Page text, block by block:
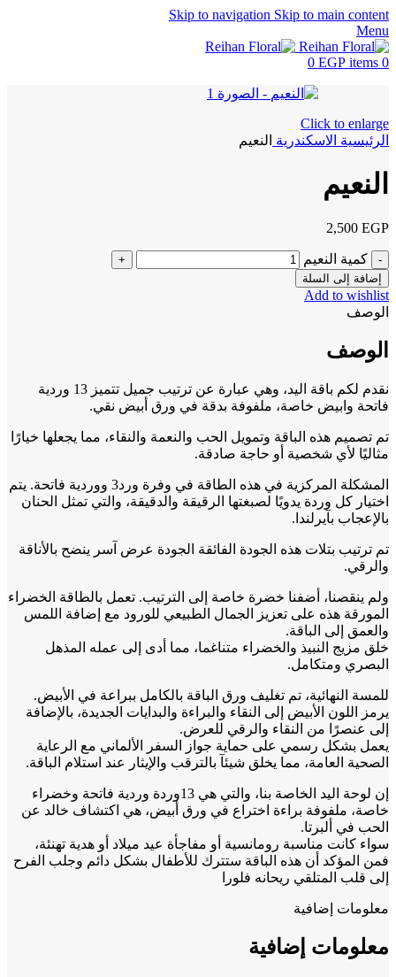
Skip to navigation Skip to main content
Menu
0
items
0 EGP
Click to enlarge
الرئيسية الاسكندرية النعيم
النعيم
2,500 EGP
كمية النعيم
إضافة إلى السلة
Add to wishlist
الوصف
الوصف
نقدم لكم باقة اليد، وهي عبارة عن ترتيب جميل تتميز 13 وردية
فاتحة وابيض خاصة، ملفوفة بدقة في ورق أبيض نقي.
تم تصميم هذه الباقة وتمويل الحب والنعمة والنقاء، مما يجعلها خيارًا
مثاليًا لأي شخصية أو حاجة صادقة.
المشكلة المركزية في هذه الطاقة في وفرة ورد3 ووردية فاتحة. يتم
اختيار كل وردة يدويًا لصبغتها الرقيقة والدقيقة، والتي تمثل الحنان
بالإعجاب بآيرلندا.
تم ترتيب بتلات هذه الجودة الفائقة الجودة عرض آسر ينضح بالأناقة
والرقي.
ولم ينقصنا، أضفنا خضرة خاصة إلى الترتيب. تعمل بالطاقة الخضراء
المورقة هذه على تعزيز الجمال الطبيعي للورود مع إضافة اللمس
والعمق إلى الباقة.
خلق مزيج النبيذ والخضراء متناغما، مما أدى إلى عمله المذهل
البصري ومتكامل.
للمسة النهائية، تم تغليف ورق الباقة بالكامل ببراعة في الأبيض.
يرمز اللون الأبيض إلى النقاء والبراءة والبدايات الجديدة، بالإضافة
إلى عنصرًا من النقاء والرقي للعرض.
يعمل بشكل رسمي على حماية جواز السفر الألماني مع الرعاية
الصحية العامة، مما يخلق شيئآ بالترقب والإيثار عند استلام الباقة.
إن لوحة اليد الخاصة بنا، والتي هي 13وردة وردية فاتحة وخضراء
خاصة، ملفوفة براءة اختراع في ورق أبيض، هي اكتشاف خالد عن
الحب في ألبرتا.
سواء كانت مناسبة رومانسية أو مفاجأة عيد ميلاد أو هدية تهنئة،
فمن المؤكد أن هذه الباقة ستترك للأطفال بشكل دائم وجلب الفرح
إلى قلب المتلقي ريحانه فلورا
معلومات إضافية
معلومات إضافية